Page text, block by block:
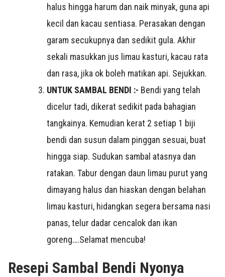
halus hingga harum dan naik minyak, guna api
kecil dan kacau sentiasa. Perasakan dengan
garam secukupnya dan sedikit gula. Akhir
sekali masukkan jus limau kasturi, kacau rata
dan rasa, jika ok boleh matikan api. Sejukkan.
UNTUK SAMBAL BENDI :- Bendi yang telah
dicelur tadi, dikerat sedikit pada bahagian
tangkainya. Kemudian kerat 2 setiap 1 biji
bendi dan susun dalam pinggan sesuai, buat
hingga siap. Sudukan sambal atasnya dan
ratakan. Tabur dengan daun limau purut yang
dimayang halus dan hiaskan dengan belahan
limau kasturi, hidangkan segera bersama nasi
panas, telur dadar cencalok dan ikan
goreng….Selamat mencuba!
Resepi Sambal Bendi Nyonya